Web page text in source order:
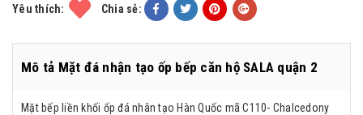
Yêu thích: Chia sẻ:
Mô tả Mặt đá nhận tạo ốp bếp căn hộ SALA quận 2
Mặt bếp liền khối ốp đá nhân tạo Hàn Quốc mã C110- Chalcedony